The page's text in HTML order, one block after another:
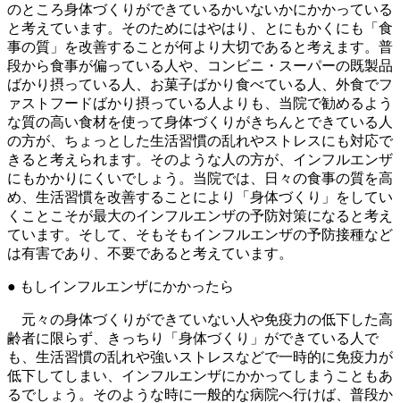
のところ身体づくりができているかいないかにかかっている
と考えています。そのためにはやはり、とにもかくにも「食
事の質」を改善することが何より大切であると考えます。普
段から食事が偏っている人や、コンビニ・スーパーの既製品
ばかり摂っている人、お菓子ばかり食べている人、外食でフ
ァストフードばかり摂っている人よりも、当院で勧めるよう
な質の高い食材を使って身体づくりがきちんとできている人
の方が、ちょっとした生活習慣の乱れやストレスにも対応で
きると考えられます。そのような人の方が、インフルエンザ
にもかかりにくいでしょう。当院では、日々の食事の質を高
め、生活習慣を改善することにより「身体づくり」をしてい
くことこそが最大のインフルエンザの予防対策になると考え
ています。そして、そもそもインフルエンザの予防接種など
は有害であり、不要であると考えています。
● もしインフルエンザにかかったら
元々の身体づくりができていない人や免疫力の低下した高
齢者に限らず、きっちり「身体づくり」ができている人で
も、生活習慣の乱れや強いストレスなどで一時的に免疫力が
低下してしまい、インフルエンザにかかってしまうこともあ
るでしょう。そのような時に一般的な病院へ行けば、普段か